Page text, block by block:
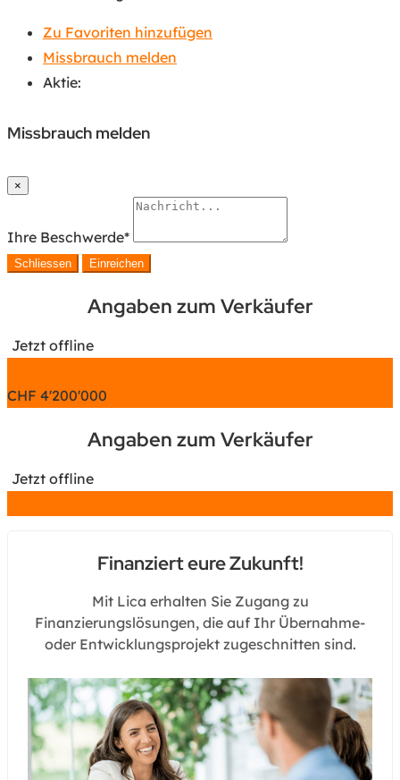
Zu Favoriten hinzufügen
Missbrauch melden
Aktie:
Missbrauch melden
×
Ihre Beschwerde*
Schliessen Einreichen
Angaben zum Verkäufer
Jetzt offline
CHF 4'200'000
Angaben zum Verkäufer
Jetzt offline
Finanziert eure Zukunft!
Mit Lica erhalten Sie Zugang zu
Finanzierungslösungen, die auf Ihr Übernahme-
oder Entwicklungsprojekt zugeschnitten sind.